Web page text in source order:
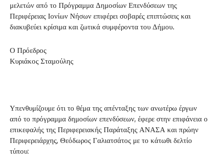
μελετών από το Πρόγραμμα Δημοσίων Επενδύσεων της
Περιφέρειας Ιονίων Νήσων επιφέρει σοβαρές επιπτώσεις και
διακυβεύει κρίσιμα και ζωτικά συμφέροντα του Δήμου.
Ο Πρόεδρος
Κυριάκος Σταμούλης
Υπενθυμίζουμε ότι το θέμα της απένταξης των ανωτέρω έργων
από το πρόγραμμα δημοσίων επενδύσεων, έφερε στην επιφάνεια ο
επικεφαλής της Περιφερειακής Παράταξης ΑΝΑΣΑ και πρώην
Περιφερειάρχης, Θεόδωρος Γαλιατσάτος με το κάτωθι δελτίο
τύπου: